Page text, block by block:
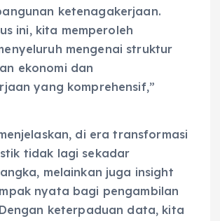
ketenagakerjaan.
ini, kita memperoleh
mengenai struktur
ekonomi dan
yang komprehensif,”
di era transformasi
tidak lagi sekadar
melainkan juga insight
nyata bagi pengambilan
keterpaduan data, kita